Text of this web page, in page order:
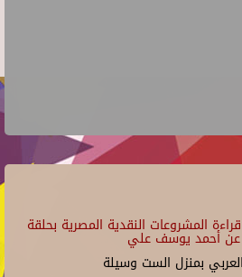
المشروعات النقدية المصرية بحلقة
عن أحمد يوسف علي
بمنزل الست وسيلة